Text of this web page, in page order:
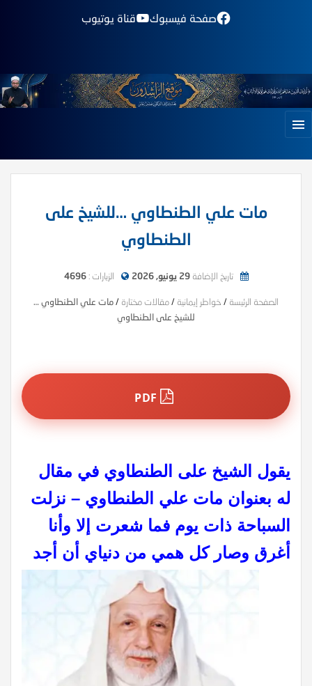
صفحة فيسبوك قناة يوتيوب
مات علي الطنطاوي …للشيخ على
الطنطاوي
تاريخ الإضافة29 يونيو, 2026 الزيارات :4696
الصفحة الرئيسة / خواطر إيمانية /مقالات مختارة /مات علي الطنطاوي …
للشيخ على الطنطاوي
يقول الشيخ على الطنطاوي في مقال
له بعنوان مات علي الطنطاوي – نزلت
السباحة ذات يوم فما شعرت إلا وأنا
أغرق وصار كل همي من دنياي أن أجد